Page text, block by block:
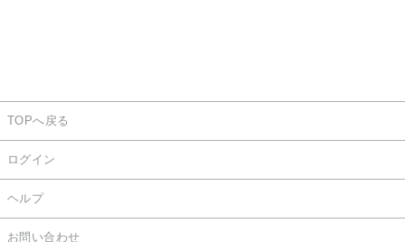
TOPへ戻る
ログイン
ヘルプ
お問い合わせ